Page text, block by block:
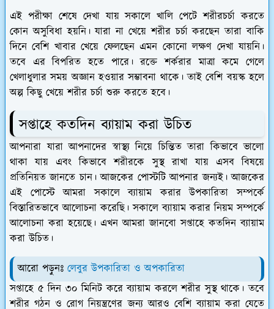
এই পরীক্ষা শেষে দেখা যায় সকালে খালি পেটে শরীরচর্চা করতে
কোন অসুবিধা হয়নি। যারা না খেয়ে শরীর চর্চা করছেন তারা বাকি
দিনে বেশি খাবার খেয়ে ফেলছেন এমন কোনো লক্ষণ দেখা যায়নি।
তবে এর বিপরিত হতে পারে। রক্তে শর্করার মাত্রা কমে গেলে
খেলাধুলার সময় অজ্ঞান হওয়ার সম্ভাবনা থাকে। তাই বেশি বয়স্ক হলে
অল্প কিছু খেয়ে শরীর চর্চা শুরু করতে হবে।
সপ্তাহে কতদিন ব্যায়াম করা উচিত
আপনারা যারা আপনাদের স্বাস্থ্য নিয়ে চিন্তিত তারা কিভাবে ভালো
থাকা যায় এবং কিভাবে শরীরকে সুস্থ রাখা যায় এসব বিষয়ে
প্রতিনিয়ত জানতে চান। আজকের পোস্টটি আপনার জন্যই। আজকের
এই পোস্টে আমরা সকালে ব্যায়াম করার উপকারিতা সম্পর্কে
বিস্তারিতভাবে আলোচনা করেছি। সকালে ব্যায়াম করার নিয়ম সম্পর্কে
আলোচনা করা হয়েছে। এখন আমরা জানবো সপ্তাহে কতদিন ব্যায়াম
করা উচিত।
আরো পড়ুনঃ লেবুর উপকারিতা ও অপকারিতা
সপ্তাহে ৫ দিন ৩০ মিনিট করে ব্যায়াম করলে শরীর সুস্থ থাকে। তবে
শরীর গঠন ও রোগ নিয়ন্ত্রণের জন্য আরও বেশি ব্যায়াম করা যেতে